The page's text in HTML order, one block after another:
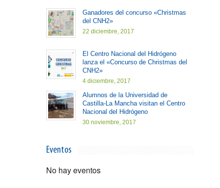
Ganadores del concurso «Christmas
del CNH2»
22 diciembre, 2017
El Centro Nacional del Hidrógeno
lanza el «Concurso de Christmas del
CNH2»
4 diciembre, 2017
Alumnos de la Universidad de
Castilla-La Mancha visitan el Centro
Nacional del Hidrógeno
30 noviembre, 2017
Eventos
No hay eventos